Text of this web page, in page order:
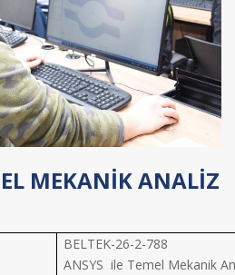
MEKANİK ANALİZ
BELTEK-26-
ANSYS ile Temel Mekanik